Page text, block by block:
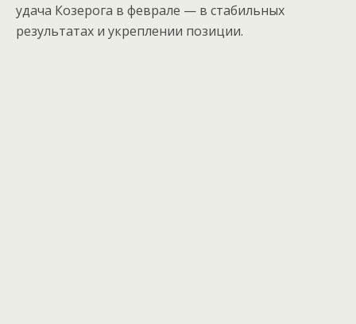
удача Козерога в феврале — в стабильных
результатах и укреплении позиции.